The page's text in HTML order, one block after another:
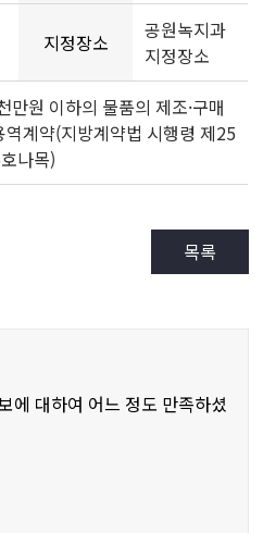
지정장소
공원녹지과
지정장소
만원 이하의 물품의 제조·구매
역계약(지방계약법 시행령 제25
나목)
목록
에 대하여 어느 정도 만족하셨